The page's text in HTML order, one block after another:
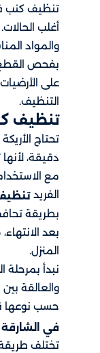
تنظيف كنب​
أغلب
والمواد
بفحص القطع
على
التنظيف.
تنظيف
تحتاج
دقيقة،
مع
الفريد
بطريقة
بعد
المنزل.
نبدأ بمرحلة
والعالقة
حسب نوعها
في الشارقة
تختلف